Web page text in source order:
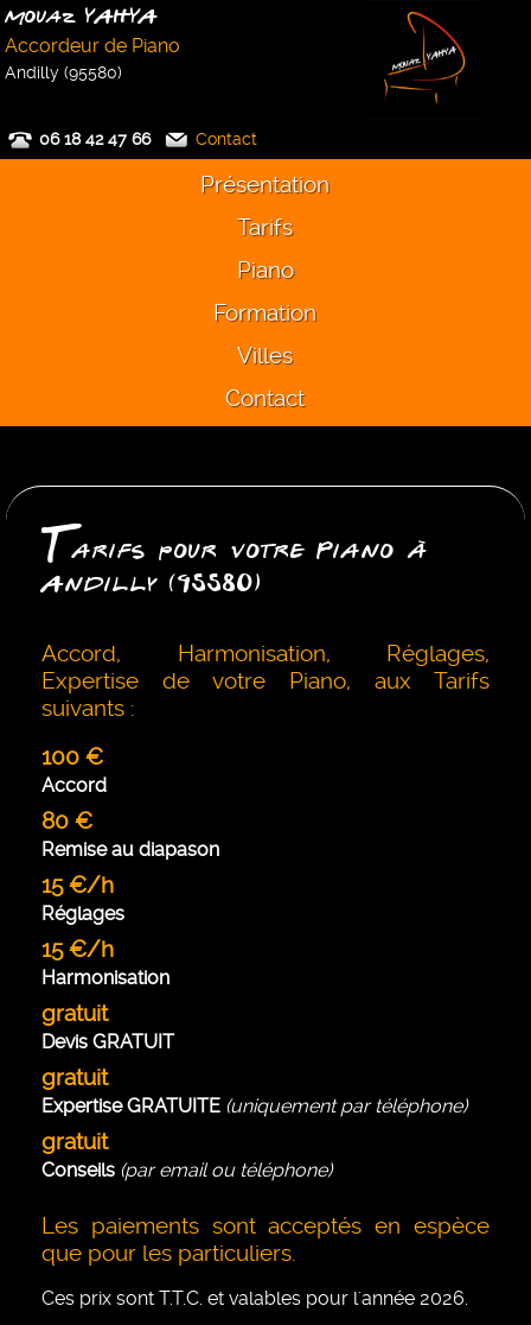
Mouaz YAHYA
Accordeur de Piano
Andilly (95580)
06 18 42 47 66 Contact
Présentation
Tarifs
Piano
Formation
Villes
Contact
Tarifs pour votre Piano à
Andilly (95580)
Accord, Harmonisation, Réglages,
Expertise de votre Piano, aux Tarifs
suivants :
100 €
Accord
80 €
Remise au diapason
15 €/h
Réglages
15 €/h
Harmonisation
gratuit
Devis GRATUIT
gratuit
Expertise GRATUITE (uniquement par téléphone)
gratuit
Conseils (par email ou téléphone)
Les paiements sont acceptés en espèce
que pour les particuliers.
Ces prix sont T.T.C. et valables pour l'année 2026.